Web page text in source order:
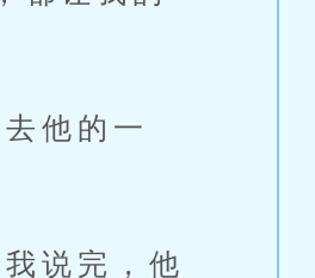
他的一
说完，他